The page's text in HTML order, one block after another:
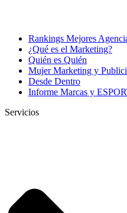
Rankings Mejores
¿Qué es el Marketing?
Quién es Quién
Mujer Marketing y
Desde Dentro
Informe Marcas y
Servicios